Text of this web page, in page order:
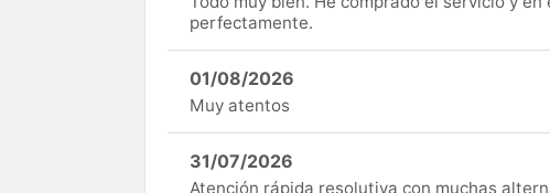
perfectamente.
01/08/2026
Muy atentos
31/07/2026
Atención rápida resolutiva con muchas